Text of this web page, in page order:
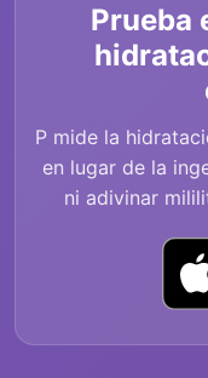
Prueba
P mide la
en lugar de la
ni adivinar